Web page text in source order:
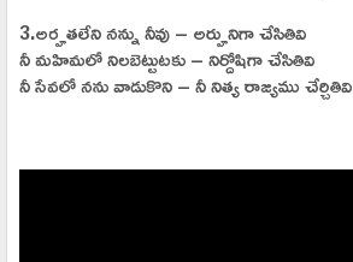
3.అర్హతలేని నన్ను నీవు – అర్హునిగా చేసితివి
నీ మహిమలో నిలబెట్టుటకు – నిర్దోషిగా చేసితివి
నీ సేవలో నను వాడుకొని – నీ నిత్య రాజ్యము చేర్చితివి